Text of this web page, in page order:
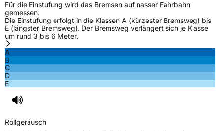
Für die Einstufung wird das Bremsen auf nasser Fahrbahn
gemessen.
Die Einstufung erfolgt in die Klassen A (kürzester Bremsweg) bis
E (längster Bremsweg). Der Bremsweg verlängert sich je Klasse
um rund 3 bis 6 Meter.
A
B
C
D
E
Rollgeräusch